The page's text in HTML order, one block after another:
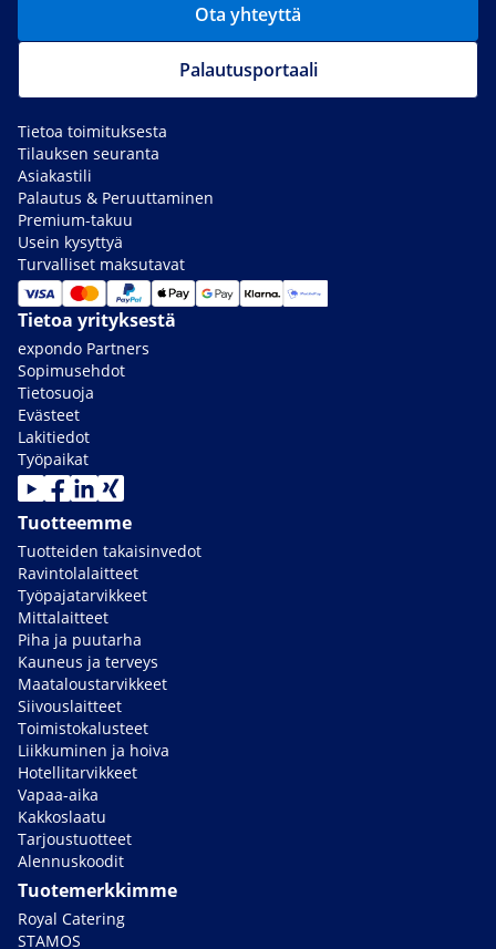
Ota yhteyttä
Palautusportaali
Tietoa toimituksesta
Tilauksen seuranta
Asiakastili
Palautus & Peruuttaminen
Premium-takuu
Usein kysyttyä
Turvalliset maksutavat
Tietoa yrityksestä
expondo Partners
Sopimusehdot
Tietosuoja
Evästeet
Lakitiedot
Työpaikat
Tuotteemme
Tuotteiden takaisinvedot
Ravintolalaitteet
Työpajatarvikkeet
Mittalaitteet
Piha ja puutarha
Kauneus ja terveys
Maataloustarvikkeet
Siivouslaitteet
Toimistokalusteet
Liikkuminen ja hoiva
Hotellitarvikkeet
Vapaa-aika
Kakkoslaatu
Tarjoustuotteet
Alennuskoodit
Tuotemerkkimme
Royal Catering
STAMOS